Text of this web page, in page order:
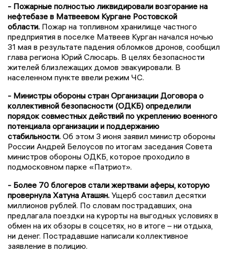
- Пожарные полностью ликвидировали возгорание на
нефтебазе в Матвеевом Кургане Ростовской
области. Пожар на топливном хранилище частного
предприятия в поселке Матвеев Курган начался ночью
31 мая в результате падения обломков дронов, сообщил
глава региона Юрий Слюсарь. В целях безопасности
жителей близлежащих домов эвакуировали. В
населенном пункте ввели режим ЧС.
- Министры обороны стран Организации Договора о
коллективной безопасности (ОДКБ) определили
порядок совместных действий по укреплению военного
потенциала организации и поддержанию
стабильности. Об этом 3 июня заявил министр обороны
России Андрей Белоусов по итогам заседания Совета
министров обороны ОДКБ, которое проходило в
подмосковном парке «Патриот».
- Более 70 блогеров стали жертвами аферы, которую
провернула Хатуна Аташян. Ущерб составил десятки
миллионов рублей. По словам пострадавших, она
предлагала поездки на курорты на выгодных условиях в
обмен на их обзоры в соцсетях, но в итоге – ни отдыха,
ни денег. Пострадавшие написали коллективное
заявление в полицию.